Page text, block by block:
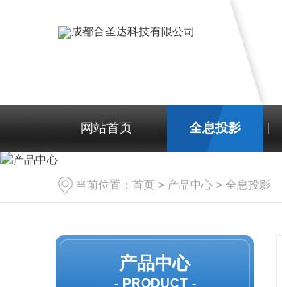
网站首页 全息投影
当前位置： 首页 > 产品中心 > 全息投影
产品中心
PRODUCT